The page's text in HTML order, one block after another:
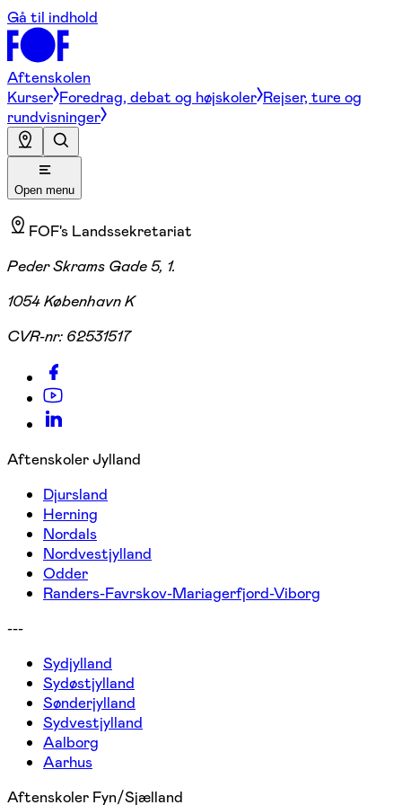
Gå til indhold
Aftenskolen
Kurser Foredrag, debat og højskoler Rejser, ture og
rundvisninger
Open menu
FOF's Landssekretariat
Peder Skrams Gade 5, 1.
1054 København K
CVR-nr: 62531517
Aftenskoler Jylland
Djursland
Herning
Nordals
Nordvestjylland
Odder
Randers-Favrskov-Mariagerfjord-Viborg
---
Sydjylland
Sydøstjylland
Sønderjylland
Sydvestjylland
Aalborg
Aarhus
Aftenskoler Fyn/Sjælland